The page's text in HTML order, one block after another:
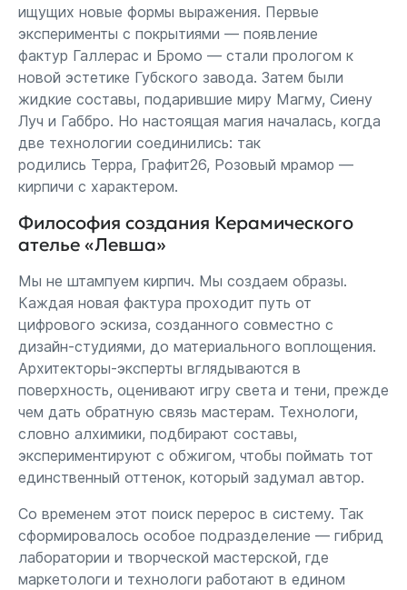
ищущих новые формы выражения. Первые
эксперименты с покрытиями — появление
фактур Галлерас и Бромо — стали прологом к
новой эстетике Губского завода. Затем были
жидкие составы, подарившие миру Магму, Сиену
Луч и Габбро. Но настоящая магия началась, когда
две технологии соединились: так
родились Терра, Графит26, Розовый мрамор —
кирпичи с характером.
Философия создания Керамического
ателье «Левша»
Мы не штампуем кирпич. Мы создаем образы.
Каждая новая фактура проходит путь от
цифрового эскиза, созданного совместно с
дизайн-студиями, до материального воплощения.
Архитекторы-эксперты вглядываются в
поверхность, оценивают игру света и тени, прежде
чем дать обратную связь мастерам. Технологи,
словно алхимики, подбирают составы,
экспериментируют с обжигом, чтобы поймать тот
единственный оттенок, который задумал автор.
Со временем этот поиск перерос в систему. Так
сформировалось особое подразделение — гибрид
лаборатории и творческой мастерской, где
маркетологи и технологи работают в едином